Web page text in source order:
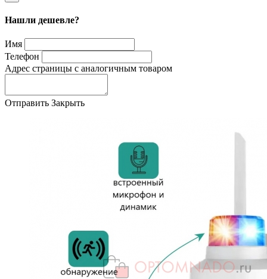
Нашли дешевле?
Имя
Телефон
Адрес страницы с аналогичным товаром
Отправить Закрыть